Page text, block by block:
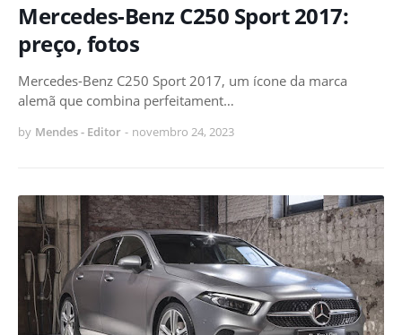
Mercedes-Benz C250 Sport 2017:
preço, fotos
Mercedes-Benz C250 Sport 2017, um ícone da marca
alemã que combina perfeitament…
by Mendes - Editor - novembro 24, 2023